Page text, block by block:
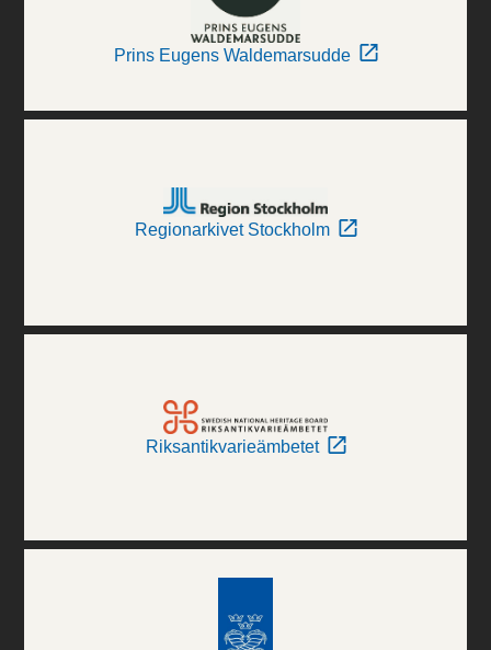
Prins Eugens Waldemarsudde
Regionarkivet Stockholm
Riksantikvarieämbetet